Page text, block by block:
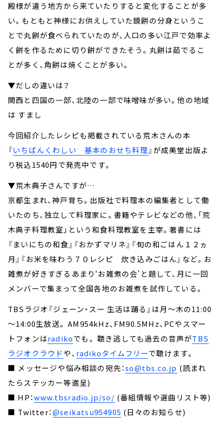
殿様が違う地方から来ていたりすると変化することが多
い。もともと神様にお供えしていた鏡餅の分身というこ
とで丸餅が食べられていたのが、人口の多い江戸で効率よ
く餅を作るために切り餅ができたそう。丸餅は茹でるこ
とが多く、角餅は焼くことが多い。
▼だしの違いは？
関西と四国の一部、北陸の一部で味噌味が多い。他の地域
は すまし
今回紹介したレシピも掲載されている荒木さんの本
『いちばんくわしい 基本のおせち料理』が成美堂出版よ
り税込1540円で発売中です。
▼荒木典子さんですが…
京都生まれ、神戸育ち。出版社で料理本の編集者として働
いたのち、独立して料理家に。書籍やテレビなどの他、「荒
木典子料理教室」という和食料理教室を主宰。著書には
『まいにちの和食』『おかずマリネ』『旬の和ごはん１２ヵ
月』『お米を味わう７０レシピ 炊き込みごはん』など。お
雑煮が好きすぎるあまり‘お雑煮の会’と題して、月に一回
メンバーで集まって全国各地のお雑煮を試作している。
TBSラジオ『ジェーン・スー 生活は踊る』は月～木の11:00
～14:00生放送。 AM954kHz、FM90.5MHz、PCやスマー
トフォンはradikoでも。 聴き逃しても過去の音声がTBS
ラジオクラウドや、 radikoタイムフリーで聴けます。
■ メッセージや悩み相談の宛先：so@tbs.co.jp (読まれ
たらステッカー等進呈)
■ HP：www.tbsradio.jp/so/ (番組情報や選曲リスト等)
■ Twitter：@seikatsu954905 (日々のお知らせ)